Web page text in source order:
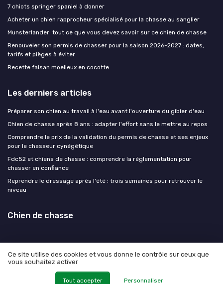
7 chiots springer spaniel à donner
Acheter un chien rapprocheur spécialisé pour la chasse au sanglier
Munsterlander: tout ce que vous devez savoir sur ce chien de chasse
Renouveler son permis de chasser pour la saison 2026-2027 : dates,
tarifs et pièges à éviter
Recette faisan moelleux en cocotte
Les derniers articles
Préparer son chien au travail à l'eau avant l'ouverture du gibier d'eau
Chien de chasse après 8 ans : adapter l'effort sans le mettre au repos
Comprendre le prix de la validation du permis de chasse et ses enjeux
pour le chasseur cynégétique
Fdc52 et chiens de chasse : comprendre la réglementation pour
chasser en confiance
Reprendre le dressage après l'été : trois semaines pour retrouver le
niveau
Chien de chasse
Mentions légales
© Chien de chasse 2026
Ce site utilise des cookies et vous donne le contrôle sur ceux que
vous souhaitez activer
Tout accepter Personnaliser